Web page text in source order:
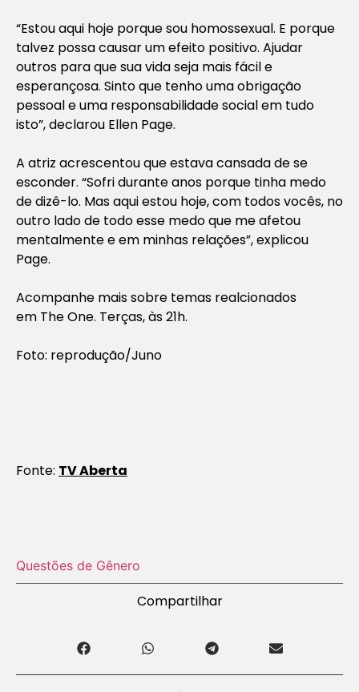
“Estou aqui hoje porque sou homossexual. E porque
talvez possa causar um efeito positivo. Ajudar
outros para que sua vida seja mais fácil e
esperançosa. Sinto que tenho uma obrigação
pessoal e uma responsabilidade social em tudo
isto”, declarou Ellen Page.
A atriz acrescentou que estava cansada de se
esconder. “Sofri durante anos porque tinha medo
de dizê-lo. Mas aqui estou hoje, com todos vocês, no
outro lado de todo esse medo que me afetou
mentalmente e em minhas relações”, explicou
Page.
Acompanhe mais sobre temas realcionados
em The One. Terças, às 21h.
Foto: reprodução/Juno
Fonte: TV Aberta
Questões de Gênero
Compartilhar